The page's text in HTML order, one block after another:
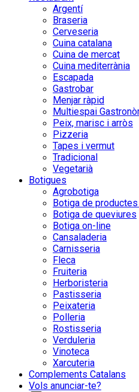
Argentí
Braseria
Cerveseria
Cuina catalana
Cuina de mercat
Cuina mediterrània
Escapada
Gastrobar
Menjar ràpid
Multiespai
Peix, marisc i arròs
Pizzeria
Tapes i vermut
Tradicional
Vegetarià
Botigues
Agrobotiga
Botiga de
Botiga de queviures
Botiga on-line
Cansaladeria
Carnisseria
Fleca
Fruiteria
Herboristeria
Pastisseria
Peixateria
Polleria
Rostisseria
Verduleria
Vinoteca
Xarcuteria
Complements Catalans
Vols anunciar-te?